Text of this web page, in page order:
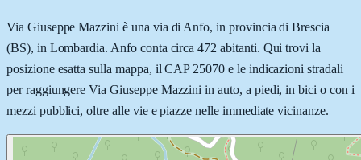
Via Giuseppe Mazzini è una via di Anfo, in provincia di Brescia
(BS), in Lombardia. Anfo conta circa 472 abitanti. Qui trovi la
posizione esatta sulla mappa, il CAP 25070 e le indicazioni stradali
per raggiungere Via Giuseppe Mazzini in auto, a piedi, in bici o con i
mezzi pubblici, oltre alle vie e piazze nelle immediate vicinanze.